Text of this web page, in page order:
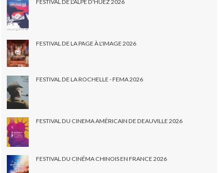
FESTIVAL DE L'ALPE D'HUEZ 2026
FESTIVAL DE LA PAGE À L'IMAGE 2026
FESTIVAL DE LA ROCHELLE - FEMA 2026
FESTIVAL DU CINEMA AMÉRICAIN DE DEAUVILLE 2026
FESTIVAL DU CINÉMA CHINOIS EN FRANCE 2026